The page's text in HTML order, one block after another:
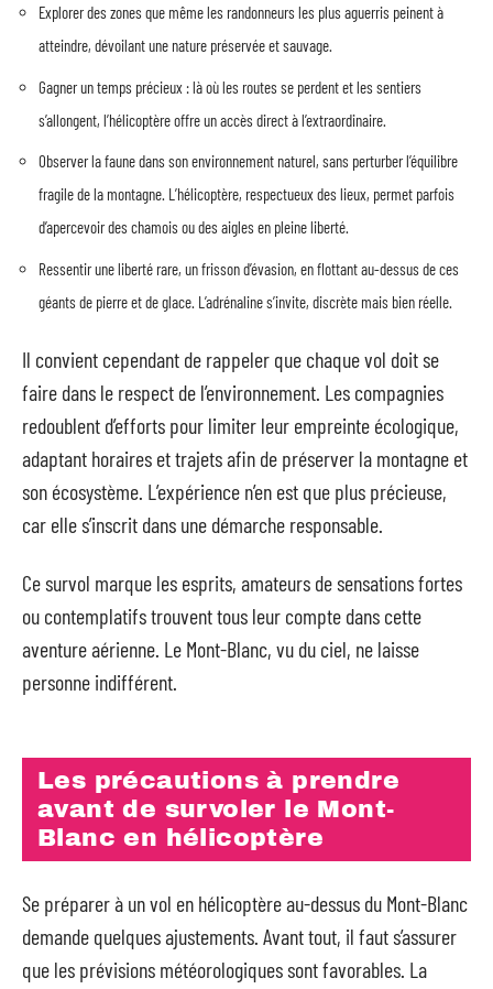
Explorer des zones que même les randonneurs les plus aguerris peinent à
atteindre, dévoilant une nature préservée et sauvage.
Gagner un temps précieux : là où les routes se perdent et les sentiers
s’allongent, l’hélicoptère offre un accès direct à l’extraordinaire.
Observer la faune dans son environnement naturel, sans perturber l’équilibre
fragile de la montagne. L’hélicoptère, respectueux des lieux, permet parfois
d’apercevoir des chamois ou des aigles en pleine liberté.
Ressentir une liberté rare, un frisson d’évasion, en flottant au-dessus de ces
géants de pierre et de glace. L’adrénaline s’invite, discrète mais bien réelle.
Il convient cependant de rappeler que chaque vol doit se
faire dans le respect de l’environnement. Les compagnies
redoublent d’efforts pour limiter leur empreinte écologique,
adaptant horaires et trajets afin de préserver la montagne et
son écosystème. L’expérience n’en est que plus précieuse,
car elle s’inscrit dans une démarche responsable.
Ce survol marque les esprits, amateurs de sensations fortes
ou contemplatifs trouvent tous leur compte dans cette
aventure aérienne. Le Mont-Blanc, vu du ciel, ne laisse
personne indifférent.
Les précautions à prendre
avant de survoler le Mont-
Blanc en hélicoptère
Se préparer à un vol en hélicoptère au-dessus du Mont-Blanc
demande quelques ajustements. Avant tout, il faut s’assurer
que les prévisions météorologiques sont favorables. La